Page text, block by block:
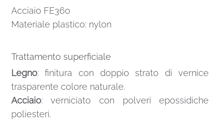
Acciaio FE360
Materiale plastico: nylon
Trattamento superficiale
Legno: finitura con doppio strato di vernice
trasparente colore naturale.
Acciaio: verniciato con polveri epossidiche
poliesteri.